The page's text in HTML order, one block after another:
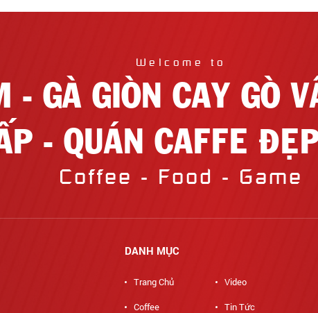
Welcome to
GÀ GIÒN CAY GÒ
- QUÁN CAFFE
Coffee - Food - Game
DANH MỤC
Trang Chủ
Video
Coffee
Tin Tức